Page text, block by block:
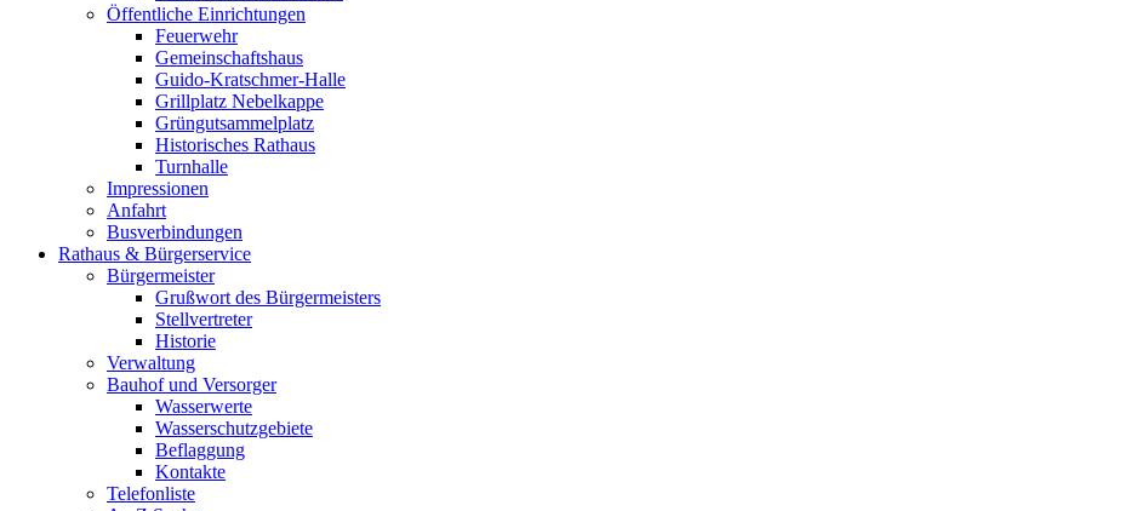
Öffentliche Einrichtungen
Feuerwehr
Gemeinschaftshaus
Guido-Kratschmer-Halle
Grillplatz Nebelkappe
Grüngutsammelplatz
Historisches Rathaus
Turnhalle
Impressionen
Anfahrt
Busverbindungen
Rathaus & Bürgerservice
Bürgermeister
Grußwort des Bürgermeisters
Stellvertreter
Historie
Verwaltung
Bauhof und Versorger
Wasserwerte
Wasserschutzgebiete
Beflaggung
Kontakte
Telefonliste